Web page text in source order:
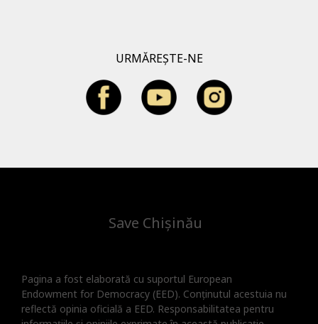
URMĂREȘTE-NE
Save Chișinău
Pagina a fost elaborată cu suportul European
Endowment for Democracy (EED). Conținutul acestuia nu
reflectă opinia oficială a EED. Responsabilitatea pentru